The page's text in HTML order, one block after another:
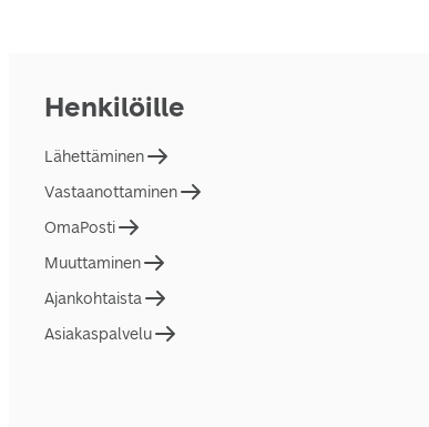
Henkilöille
Lähettäminen
Vastaanottaminen
OmaPosti
Muuttaminen
Ajankohtaista
Asiakaspalvelu